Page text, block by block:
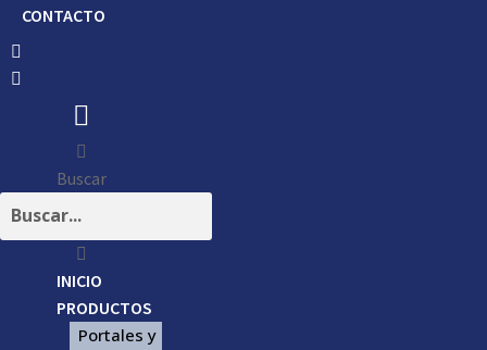
CONTACTO
Buscar
INICIO
PRODUCTOS
Portales y